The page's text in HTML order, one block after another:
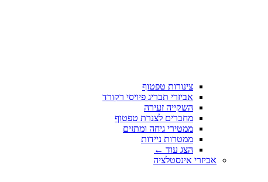
צינורות טפטוף
אביזרי תבריג פיויסי רקורד
השקייה זעירה
מחברים לצנרת טפטוף
ממטירי גיחה ומתזים
ממטרות ניידות
הצג עוד ←
אביזרי אינסטלציה